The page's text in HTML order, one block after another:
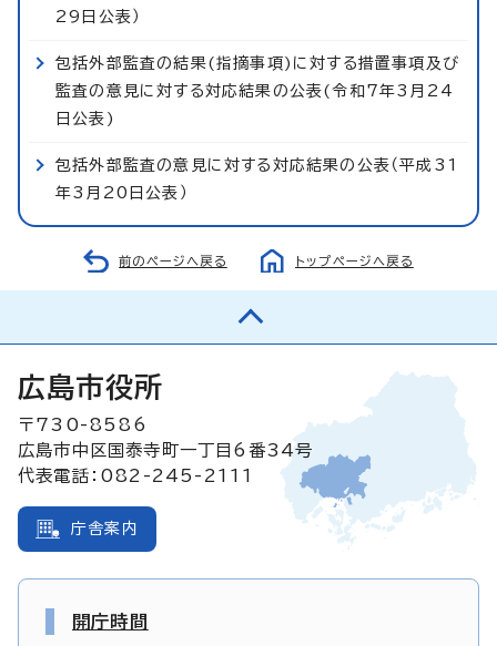
29日公表）
包括外部監査の結果(指摘事項)に対する措置事項及び
監査の意見に対する対応結果の公表(令和7年3月24
日公表)
包括外部監査の意見に対する対応結果の公表（平成31
年3月20日公表）
前のページへ戻る トップページへ戻る
広島市役所
〒730-8586
広島市中区国泰寺町一丁目6番34号
代表電話：082-245-2111
庁舎案内
開庁時間